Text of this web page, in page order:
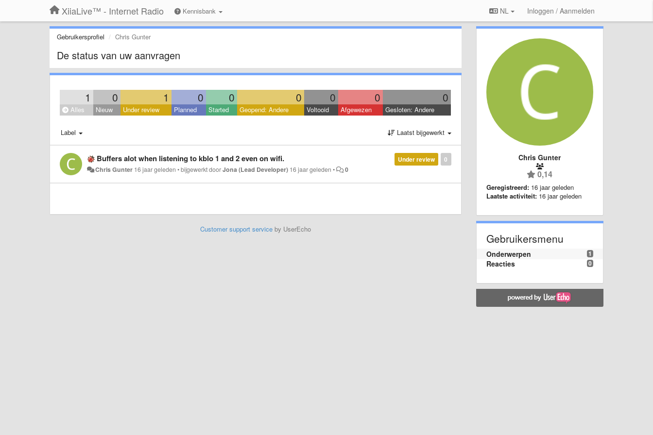
XiiaLive™ - Internet Radio Kennisbank NL Inloggen / Aanmelden
Gebruikersprofiel Chris Gunter
De status van uw aanvragen
1 0 1 0 0 0 0 0 0
Alles Nieuw Under review Planned Started Geopend: Andere Voltooid Afgewezen Gesloten: Andere
Label Laatst bijgewerkt
0
Under review
Buffers alot when listening to kblo 1 and 2 even on wifi.
Chris Gunter 16 jaar geleden •bijgewerkt doorJona (Lead Developer) 16 jaar geleden • 0
Customer support serviceby UserEcho
Chris Gunter
0,14
Geregistreerd: 16 jaar geleden
Laatste activiteit: 16 jaar geleden
Gebruikersmenu
1
Onderwerpen
0
Reacties